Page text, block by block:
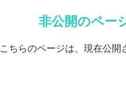
非公開のペー
こちらのページは、現在公開